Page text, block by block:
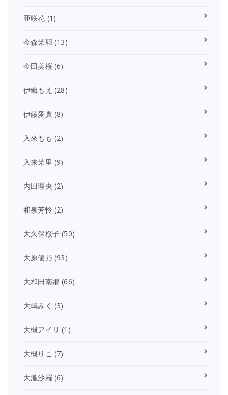
亜咲花 (1)
今森茉耶(13)
今田美桜(6)
伊織もえ (28)
伊藤愛真(8)
入來もも (2)
入来茉里 (9)
内田理央 (2)
和泉芳怜 (2)
大久保桜子 (50)
大原優乃 (93)
大和田南那 (66)
大嶋みく (3)
大槻アイリ (1)
大槻りこ (7)
大瀧沙羅 (6)